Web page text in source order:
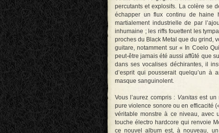
percutants et explosifs. La colère se
échapper un flux continu de haine
martialement industrielle de par
inhumaine ; les riffs fouettent les
proches du Black Metal que du grind,
guitare, notamment sur « In Coelo
peut-être jamais été aussi affûté que
dans ses vocalises déchirantes, il
d’esprit qui pousserait quelqu’un
masque sanguinolent.
Vous l’aurez compris : Vanitasest un
pure violence sonore ou en efficacité
véritable monstre à ce niveau, avec
touche électro hardcore qui renvoie
ce nouvel album est, à nouveau,